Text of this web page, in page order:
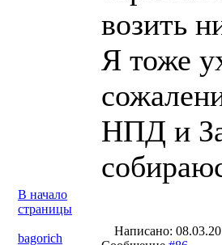
возить
Я тоже
НПД и
В начало
страницы
bagorich
Написано: